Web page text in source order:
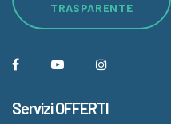
TRASPARENTE
Servizi OFFERTI